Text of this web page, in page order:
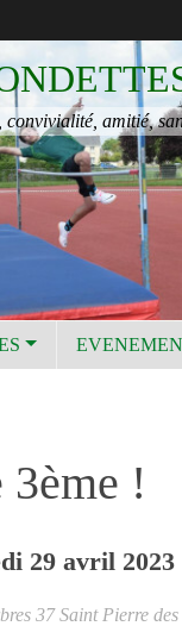
convivialité, amitié,
!
29 avril 2023
37 Saint Pierre